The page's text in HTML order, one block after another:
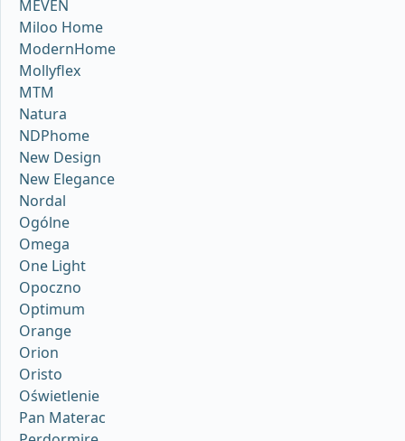
MEVEN
Miloo Home
ModernHome
Mollyflex
MTM
Natura
NDPhome
New Design
New Elegance
Nordal
Ogólne
Omega
One Light
Opoczno
Optimum
Orange
Orion
Oristo
Oświetlenie
Pan Materac